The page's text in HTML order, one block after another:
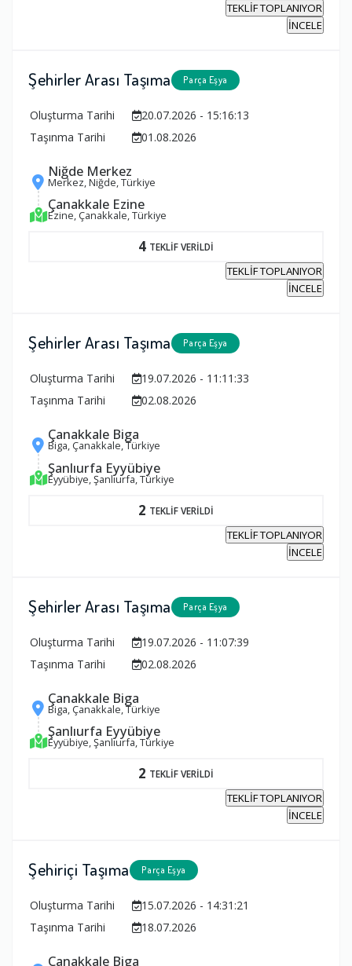
TEKLİF TOPLANIYOR
İNCELE
Şehirler Arası Taşıma Parça Eşya
Oluşturma Tarihi
20.07.2026 - 15:16:13
Taşınma Tarihi
01.08.2026
Niğde Merkez
Merkez, Niğde, Türkiye
Çanakkale Ezine
Ezine, Çanakkale, Türkiye
4 TEKLİF VERİLDİ
TEKLİF TOPLANIYOR
İNCELE
Şehirler Arası Taşıma Parça Eşya
Oluşturma Tarihi
19.07.2026 - 11:11:33
Taşınma Tarihi
02.08.2026
Çanakkale Biga
Biga, Çanakkale, Türkiye
Şanlıurfa Eyyübiye
Eyyübiye, Şanlıurfa, Türkiye
2 TEKLİF VERİLDİ
TEKLİF TOPLANIYOR
İNCELE
Şehirler Arası Taşıma Parça Eşya
Oluşturma Tarihi
19.07.2026 - 11:07:39
Taşınma Tarihi
02.08.2026
Çanakkale Biga
Biga, Çanakkale, Türkiye
Şanlıurfa Eyyübiye
Eyyübiye, Şanlıurfa, Türkiye
2 TEKLİF VERİLDİ
TEKLİF TOPLANIYOR
İNCELE
Şehiriçi Taşıma Parça Eşya
Oluşturma Tarihi
15.07.2026 - 14:31:21
Taşınma Tarihi
18.07.2026
Çanakkale Biga